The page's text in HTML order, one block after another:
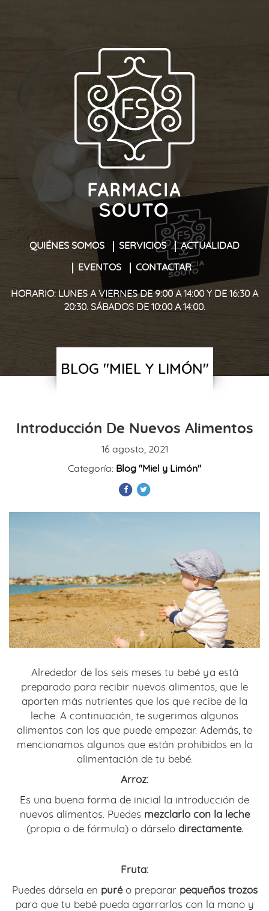
QUIÉNES SOMOS SERVICIOS ACTUALIDAD
EVENTOS CONTACTAR
HORARIO: LUNES A VIERNES DE 9:00 A 14:00 Y DE 16:30 A
20:30. SÁBADOS DE 10:00 A 14:00.
BLOG "MIEL Y LIMÓN"
Introducción De Nuevos Alimentos
16 agosto, 2021
Categoría: Blog "Miel y Limón"
Alrededor de los seis meses tu bebé ya está
preparado para recibir nuevos alimentos, que le
aporten más nutrientes que los que recibe de la
leche. A continuación, te sugerimos algunos
alimentos con los que puede empezar. Además, te
mencionamos algunos que están prohibidos en la
alimentación de tu bebé.
Arroz:
Es una buena forma de inicial la introducción de
nuevos alimentos. Puedes mezclarlo con la leche
(propia o de fórmula) o dárselo directamente.
Fruta:
Puedes dársela en puréo preparar pequeños trozos
para que tu bebé pueda agarrarlos con la mano y